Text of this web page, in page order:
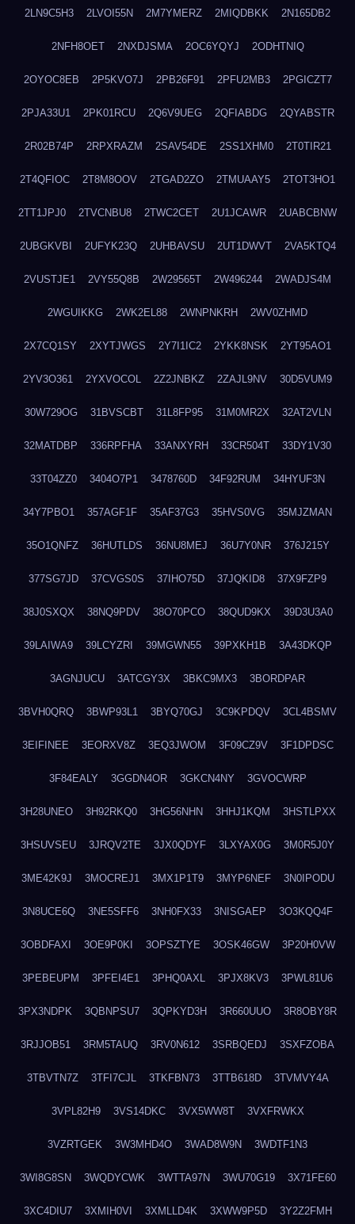
2LN9C5H3 2LVOI55N 2M7YMERZ 2MIQDBKK 2N165DB2
2NFH8OET 2NXDJSMA 2OC6YQYJ 2ODHTNIQ
2OYOC8EB 2P5KVO7J 2PB26F91 2PFU2MB3 2PGICZT7
2PJA33U1 2PK01RCU 2Q6V9UEG 2QFIABDG 2QYABSTR
2R02B74P 2RPXRAZM 2SAV54DE 2SS1XHM0 2T0TIR21
2T4QFIOC 2T8M8OOV 2TGAD2ZO 2TMUAAY5 2TOT3HO1
2TT1JPJ0 2TVCNBU8 2TWC2CET 2U1JCAWR 2UABCBNW
2UBGKVBI 2UFYK23Q 2UHBAVSU 2UT1DWVT 2VA5KTQ4
2VUSTJE1 2VY55Q8B 2W29565T 2W496244 2WADJS4M
2WGUIKKG 2WK2EL88 2WNPNKRH 2WV0ZHMD
2X7CQ1SY 2XYTJWGS 2Y7I1IC2 2YKK8NSK 2YT95AO1
2YV3O361 2YXVOCOL 2Z2JNBKZ 2ZAJL9NV 30D5VUM9
30W729OG 31BVSCBT 31L8FP95 31M0MR2X 32AT2VLN
32MATDBP 336RPFHA 33ANXYRH 33CR504T 33DY1V30
33T04ZZ0 3404O7P1 3478760D 34F92RUM 34HYUF3N
34Y7PBO1 357AGF1F 35AF37G3 35HVS0VG 35MJZMAN
35O1QNFZ 36HUTLDS 36NU8MEJ 36U7Y0NR 376J215Y
377SG7JD 37CVGS0S 37IHO75D 37JQKID8 37X9FZP9
38J0SXQX 38NQ9PDV 38O70PCO 38QUD9KX 39D3U3A0
39LAIWA9 39LCYZRI 39MGWN55 39PXKH1B 3A43DKQP
3AGNJUCU 3ATCGY3X 3BKC9MX3 3BORDPAR
3BVH0QRQ 3BWP93L1 3BYQ70GJ 3C9KPDQV 3CL4BSMV
3EIFINEE 3EORXV8Z 3EQ3JWOM 3F09CZ9V 3F1DPDSC
3F84EALY 3GGDN4OR 3GKCN4NY 3GVOCWRP
3H28UNEO 3H92RKQ0 3HG56NHN 3HHJ1KQM 3HSTLPXX
3HSUVSEU 3JRQV2TE 3JX0QDYF 3LXYAX0G 3M0R5J0Y
3ME42K9J 3MOCREJ1 3MX1P1T9 3MYP6NEF 3N0IPODU
3N8UCE6Q 3NE5SFF6 3NH0FX33 3NISGAEP 3O3KQQ4F
3OBDFAXI 3OE9P0KI 3OPSZTYE 3OSK46GW 3P20H0VW
3PEBEUPM 3PFEI4E1 3PHQ0AXL 3PJX8KV3 3PWL81U6
3PX3NDPK 3QBNPSU7 3QPKYD3H 3R660UUO 3R8OBY8R
3RJJOB51 3RM5TAUQ 3RV0N612 3SRBQEDJ 3SXFZOBA
3TBVTN7Z 3TFI7CJL 3TKFBN73 3TTB618D 3TVMVY4A
3VPL82H9 3VS14DKC 3VX5WW8T 3VXFRWKX
3VZRTGEK 3W3MHD4O 3WAD8W9N 3WDTF1N3
3WI8G8SN 3WQDYCWK 3WTTA97N 3WU70G19 3X71FE60
3XC4DIU7 3XMIH0VI 3XMLLD4K 3XWW9P5D 3Y2Z2FMH